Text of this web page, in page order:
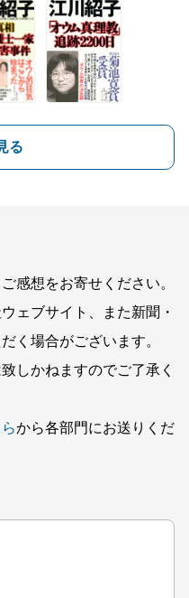
る
感想をお寄せください。
ェブサイト、また新聞・
く場合がございます。
しかねますのでご了承く
から各部門にお送りくだ